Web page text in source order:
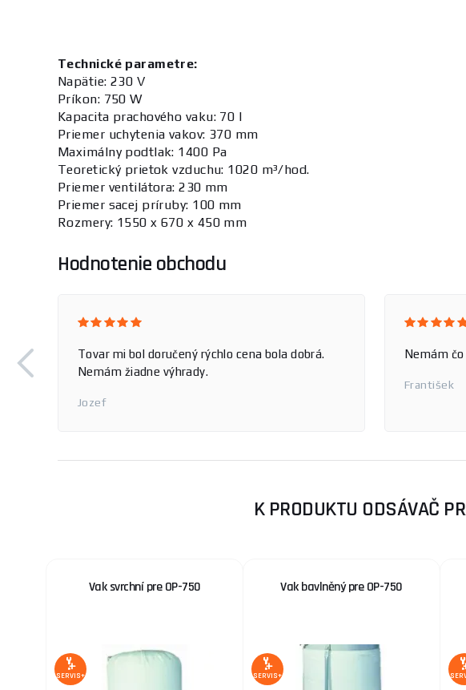
Technické parametre:
Napätie: 230 V
Príkon: 750 W
Kapacita prachového vaku: 70 l
Priemer uchytenia vakov: 370 mm
Maximálny podtlak: 1400 Pa
Teoretický prietok vzduchu: 1020 m³/hod.
Priemer ventilátora: 230 mm
Priemer sacej príruby: 100 mm
Rozmery: 1550 x 670 x 450 mm
Hodnotenie obchodu
Tovar mi bol doručený rýchlo cena bola dobrá.
Nemám žiadne výhrady.
Jozef
Nemám
František
K PRODUKTU ODSÁVAČ
Vak svrchní pre OP-750
SERVIS+
Vak bavlněný pre OP-750
SERVIS+